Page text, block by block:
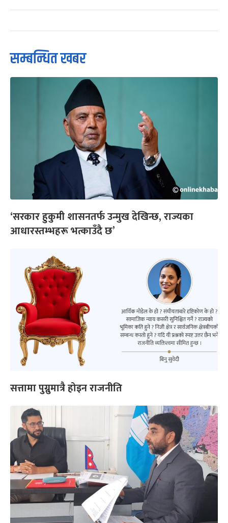
सम्बन्धित खबर
‘सरकार हुकुमी शासनतर्फ उन्मुख देखिन्छ, राज्यका
आधारस्तम्भहरू भत्काउँदै छ’
सत्तामा पुग्नुमात्रै होइन राजनीति